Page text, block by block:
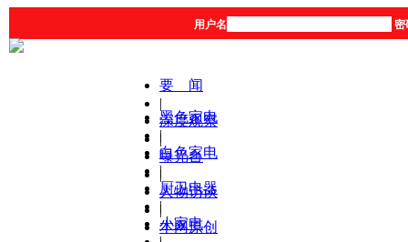
用户名 密
要 闻
|
深度观察
|
曝光台
|
人物访谈
|
本网原创
黑色家电
|
白色家电
|
厨卫电器
|
小家电